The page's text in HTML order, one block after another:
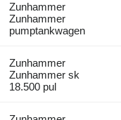
Zunhammer
Zunhammer
pumptankwagen
Zunhammer
Zunhammer sk
18.500 pul